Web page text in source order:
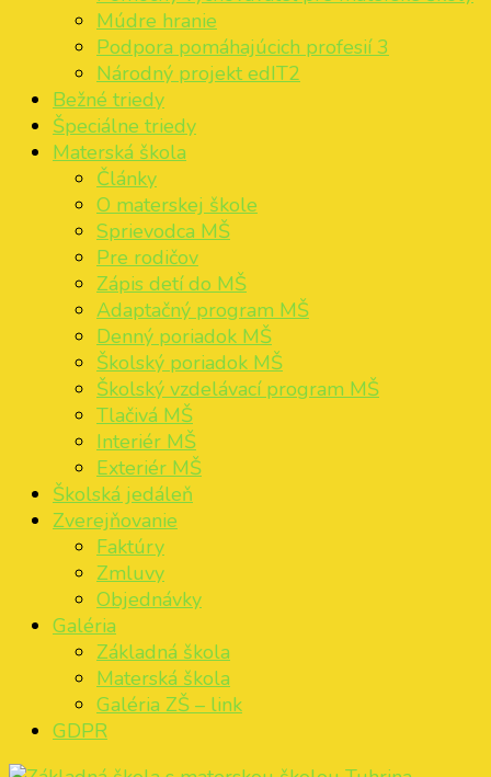
Múdre hranie
Podpora pomáhajúcich profesií 3
Národný projekt edIT2
Bežné triedy
Špeciálne triedy
Materská škola
Články
O materskej škole
Sprievodca MŠ
Pre rodičov
Zápis detí do MŠ
Adaptačný program MŠ
Denný poriadok MŠ
Školský poriadok MŠ
Školský vzdelávací program MŠ
Tlačivá MŠ
Interiér MŠ
Exteriér MŠ
Školská jedáleň
Zverejňovanie
Faktúry
Zmluvy
Objednávky
Galéria
Základná škola
Materská škola
Galéria ZŠ – link
GDPR